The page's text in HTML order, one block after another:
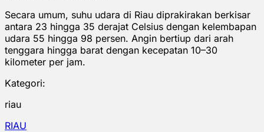
Secara umum, suhu udara di Riau diprakirakan berkisar
antara 23 hingga 35 derajat Celsius dengan kelembapan
udara 55 hingga 98 persen. Angin bertiup dari arah
tenggara hingga barat dengan kecepatan 10–30
kilometer per jam.
Kategori:
riau
RIAU